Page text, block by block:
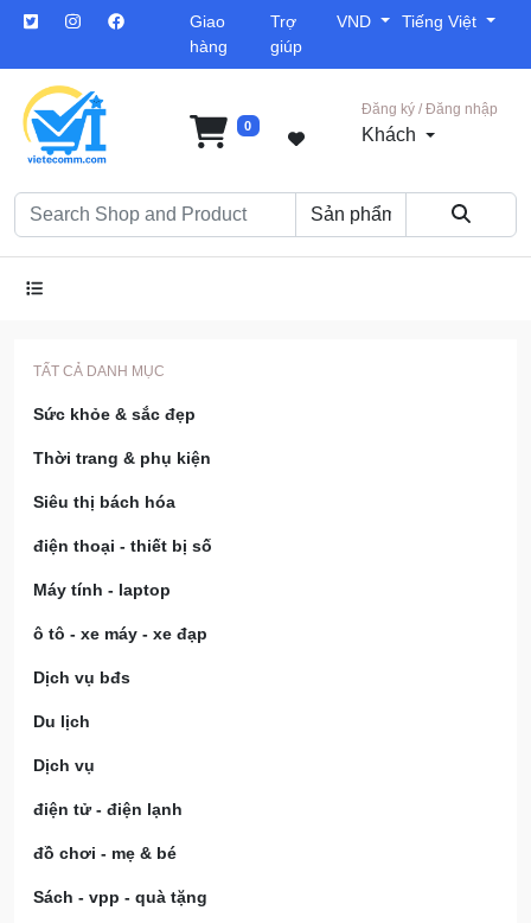
Giao
hàng
Trợ
giúp
VND Tiếng Việt
0
Đăng ký / Đăng nhập
Khách
TẤT CẢ DANH MỤC
Sức khỏe & sắc đẹp
Thời trang & phụ kiện
Siêu thị bách hóa
điện thoại - thiết bị số
Máy tính - laptop
ô tô - xe máy - xe đạp
Dịch vụ bđs
Du lịch
Dịch vụ
điện tử - điện lạnh
đồ chơi - mẹ & bé
Sách - vpp - quà tặng